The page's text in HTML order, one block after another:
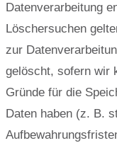
Datenverarbeitung
Löschersuchen
zur
gelöscht, sofern wir
Gründe für die
Daten haben (z. B.